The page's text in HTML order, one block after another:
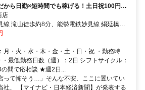
ら日勤×短時間でも稼げる！土日祝100円
！
店
線 滝山徒歩約8分、能勢電鉄妙見線 絹延橋徒
線 鴬の森徒歩約16分
月・火・水・木・金・土・日・祝 ・勤務時
最低勤務日数（週）：2日 シフトサイクル：
間で応相談 ★週2日...
って怖そう…」そんな不安、ここに置いてい
社、 【マイナビ・日本経済新聞】が発表する